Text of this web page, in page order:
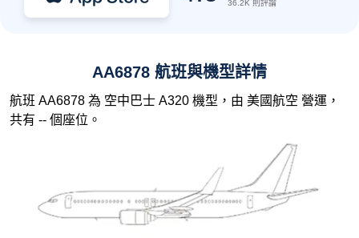
36.2K 則評論
AA6878 航班與機型詳情
航班 AA6878 為 空中巴士 A320 機型，由 美國航空 營運，
共有 -- 個座位。